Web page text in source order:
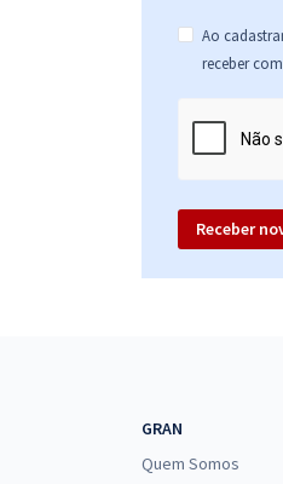
Ao
receber
Receber
GRAN
Quem Somos